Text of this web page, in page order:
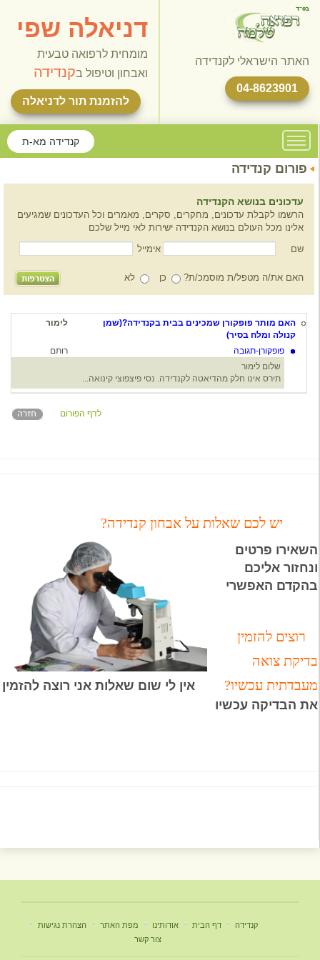
האתר הישראלי לקנדידה
04-8623901
דניאלה שפי
מומחית לרפואה טבעית
ואבחון וטיפול בקנדידה
להזמנת תור לדניאלה
קנדידה מא-ת
פורום קנדידה
עדכונים בנושא הקנדידה
הרשמו לקבלת עדכונים, מחקרים, סקרים, מאמרים וכל העדכונים שמגיעים
אלינו מכל העולם בנושא הקנדידה ישירות לאי מייל שלכם
שם
אימייל
האם את/ה מטפל/ת מוסמכ/ת? כן לא
האם מותר פופקורן שמכינים בבית בקנדידה?(שמן
קנולה ומלח בסיר)
לימור
פופקורן-תגובה
רותם
שלום לימור
תירס אינו חלק מהדיאטה לקנדידה. נסי פיצפוצי קינואה...
לדף הפורום
יש לכם שאלות על אבחון קנדידה?
השאירו פרטים
ונחזור אליכם
בהקדם האפשרי
רוצים להזמין
בדיקת צואה
מעבדתית עכשיו?
אין לי שום שאלות אני רוצה להזמין
את הבדיקה עכשיו
קנדידה דף הבית אודותינו מפת האתר
הצהרת נגישות
צור קשר